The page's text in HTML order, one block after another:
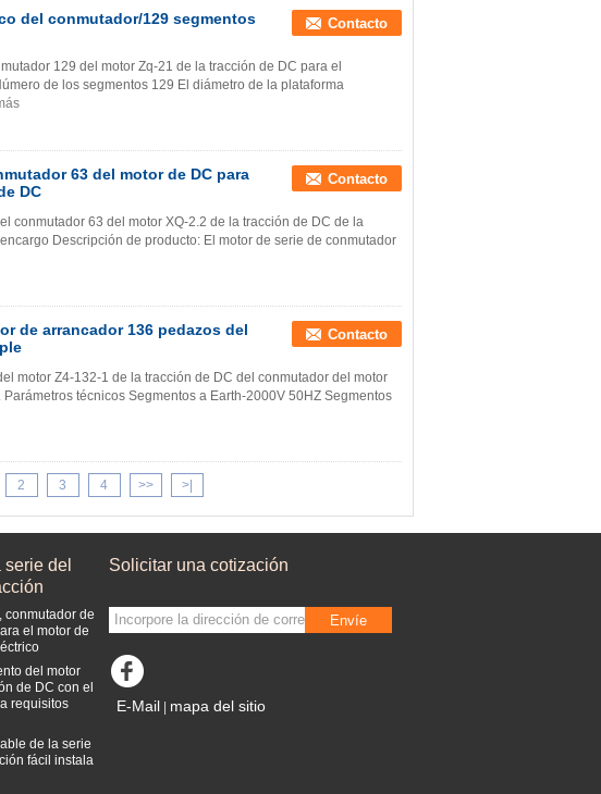
del conmutador/129 segmentos
Contacto
129 del motor Zq-21 de la tracción de DC para el
de los segmentos 129 El diámetro de la plataforma
63 del motor de DC para
DC
Contacto
conmutador 63 del motor XQ-2.2 de la tracción de DC de la
Descripción de producto: El motor de serie de conmutador
de arrancador 136 pedazos del
Contacto
motor Z4-132-1 de la tracción de DC del conmutador del motor
técnicos Segmentos a Earth-2000V 50HZ Segmentos
2 3 4 >> >|
del
conmutador de
el motor de
del motor
de DC con el
requisitos
de la serie
fácil instala
Solicitar una cotización
Envíe
E-Mail mapa del sitio